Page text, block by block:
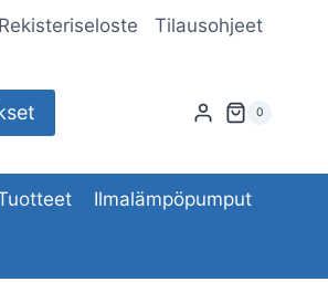
Rekisteriseloste Tilausohjeet
0
Ilmalämpöpumput